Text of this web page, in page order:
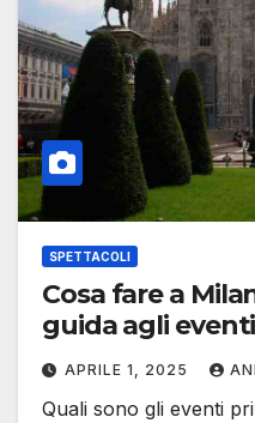
SPETTACOLI
Cosa fare a
guida agli
APRILE 1, 2025
Quali sono gli eventi